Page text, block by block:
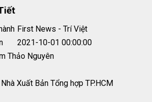
First News - Trí Việt
2021-10-01 00:00:00
Thảo Nguyên
Nhà Xuất Bản Tổng hợp TP.HCM